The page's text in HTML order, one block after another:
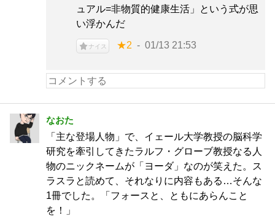
ュアル=非物質的健康生活」という式が思
い浮かんだ
ナイス ★2 01/13 21:53
なおた
「主な登場人物」で、イェール大学教授の脳科学
研究を牽引してきたラルフ・グローブ教授なる人
物のニックネームが「ヨーダ」なのが笑えた。ス
ラスラと読めて、それなりに内容もある…そんな
1冊でした。「フォースと、ともにあらんこと
を！」